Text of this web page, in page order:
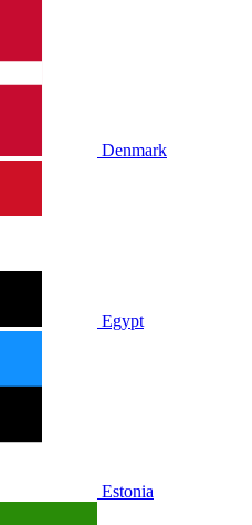
Denmark
Egypt
Estonia